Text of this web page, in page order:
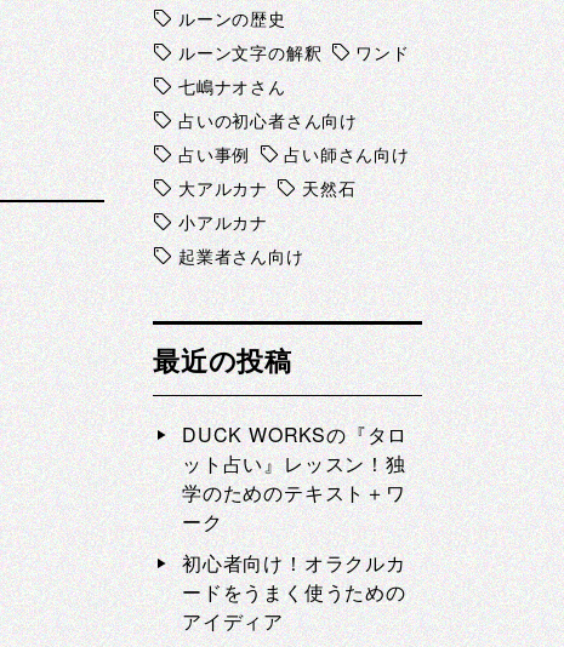
ルーンの歴史
ルーン文字の解釈
ワンド
七嶋ナオさん
占いの初心者さん向け
占い事例
占い師さん向け
大アルカナ
天然石
小アルカナ
起業者さん向け
最近の投稿
DUCK WORKSの『タロ
ット占い』レッスン！独
学のためのテキスト＋ワ
ーク
初心者向け！オラクルカ
ードをうまく使うための
アイディア